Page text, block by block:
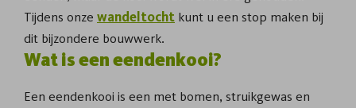
Tijdens onze wandeltocht kunt u een stop maken bij
dit bijzondere bouwwerk.
Wat is een eendenkooi?
Een eendenkooi is een met bomen, struikgewas en